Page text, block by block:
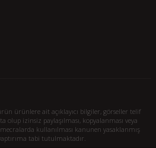
ürünlere ait açıklayıcı bilgiler, görseller telif
izinsiz paylaşılması, kopyalanması veya
kullanılması kanunen yasaklanmış
tabi tutulmaktadır.